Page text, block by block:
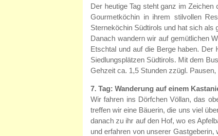
Der heutige Tag steht ganz im
Gourmetköchin in ihrem stilvollen
Sterneköchin Südtirols und hat sich
Danach wandern wir auf gemütlichen
Etschtal und auf die Berge haben.
Siedlungsplätzen Südtirols. Mit dem
Gehzeit ca. 1,5 Stunden zzügl.
7. Tag: Wanderung auf einem
Wir fahren ins Dörfchen Völlan, das
treffen wir eine Bäuerin, die uns viel
danach zu ihr auf den Hof, wo es
und erfahren von unserer